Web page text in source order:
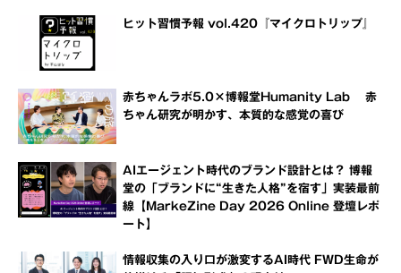
ヒット習慣予報 vol.420『マイクロトリップ』
赤ちゃんラボ5.0×博報堂Humanity Lab 赤
ちゃん研究が明かす、本質的な感覚の喜び
AIエージェント時代のブランド設計とは？ 博報
堂の「ブランドに“生きた人格”を宿す」実装最前
線【MarkeZine Day 2026 Online 登壇レポ
ート】
情報収集の入り口が激変するAI時代 FWD生命が